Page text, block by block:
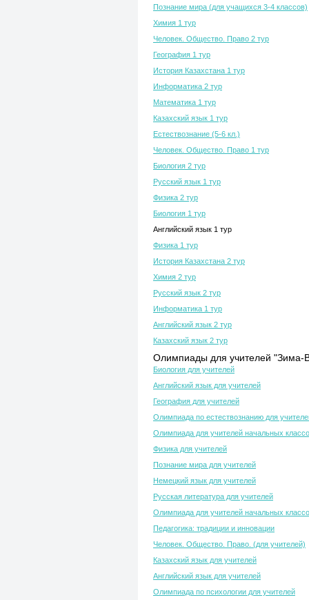
Познание мира (для учащихся 3-4 классов)
Химия 1 тур
Человек. Общество. Право 2 тур
География 1 тур
История Казахстана 1 тур
Информатика 2 тур
Математика 1 тур
Казахский язык 1 тур
Естествознание (5-6 кл.)
Человек. Общество. Право 1 тур
Биология 2 тур
Русский язык 1 тур
Физика 2 тур
Биология 1 тур
Английский язык 1 тур
Физика 1 тур
История Казахстана 2 тур
Химия 2 тур
Русский язык 2 тур
Информатика 1 тур
Английский язык 2 тур
Казахский язык 2 тур
Олимпиады для учителей "Зима-
Биология для учителей
Английский язык для учителей
География для учителей
Олимпиада по естествознанию для
Олимпиада для учителей начальных
Физика для учителей
Познание мира для учителей
Немецкий язык для учителей
Русская литература для учителей
Олимпиада для учителей начальных
Педагогика: традиции и инновации
Человек. Общество. Право. (для учителей)
Казахский язык для учителей
Английский язык для учителей
Олимпиада по психологии для учителей